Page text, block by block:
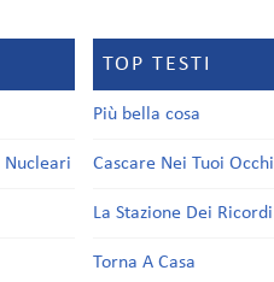
Nucleari
TOP TESTI
Più bella cosa
Cascare Nei Tuoi Occhi
La Stazione Dei Ricordi
Torna A Casa